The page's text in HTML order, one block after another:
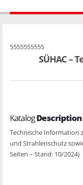
5555555555
SÜHAC –
KatalogDescription
Technische Information
und Strahlenschutz
Seiten – Stand: 10/2024)